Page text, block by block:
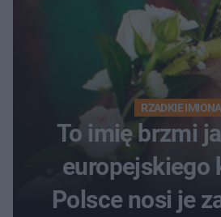
RZADKIE IMIONA
To imię brzmi
europejskiego
Polsce nosi je